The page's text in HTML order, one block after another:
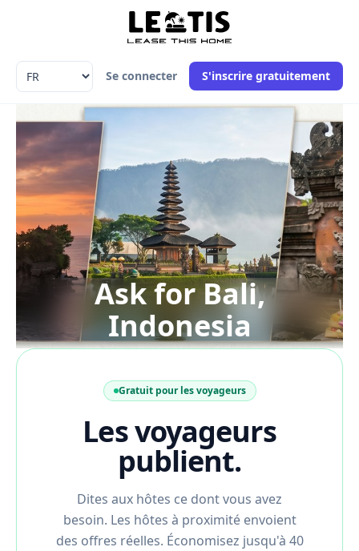
Language Se connecter S'inscrire gratuitement
Ask for Bali,
Indonesia
Gratuit pour les voyageurs
Les voyageurs
publient.
Dites aux hôtes ce dont vous avez
besoin. Les hôtes à proximité envoient
des offres réelles. Économisez jusqu'à 40